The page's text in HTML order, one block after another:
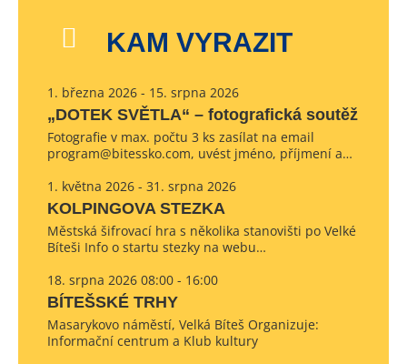
KAM VYRAZIT
1. března 2026 - 15. srpna 2026
„DOTEK SVĚTLA“ – fotografická soutěž
Fotografie v max. počtu 3 ks zasílat na email
program@bitessko.com, uvést jméno, příjmení a…
1. května 2026 - 31. srpna 2026
KOLPINGOVA STEZKA
Městská šifrovací hra s několika stanovišti po Velké
Bíteši Info o startu stezky na webu…
18. srpna 2026 08:00 - 16:00
BÍTEŠSKÉ TRHY
Masarykovo náměstí, Velká Bíteš Organizuje:
Informační centrum a Klub kultury